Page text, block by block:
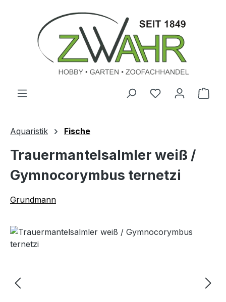
Zum Hauptinhalt springen
Aquaristik Fische
Trauermantelsalmler weiß /
Gymnocorymbus ternetzi
Grundmann
Bildergalerie überspringen